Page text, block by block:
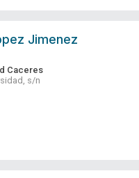
Jimenez
Caceres
s/n